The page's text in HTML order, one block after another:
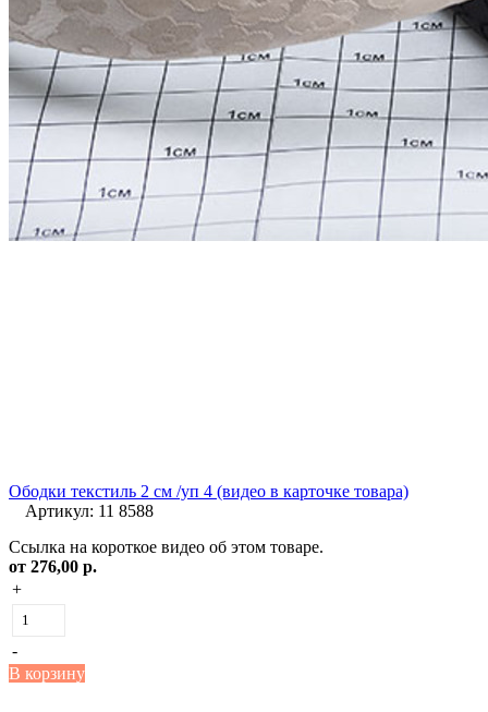
Ободки текстиль 2 см /уп 4 (видео в карточке товара)
Артикул: 11 8588
Ссылка на короткое видео об этом товаре.
от 276,00 р.
+
-
В корзину